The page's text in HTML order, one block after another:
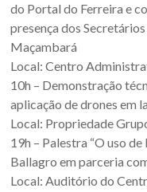
do Portal do Ferreira e
presença dos
Maçambará
Local: Centro
10h – Demonstração
aplicação de drones em
Local: Propriedade
19h – Palestra “O uso
Ballagro em parceria
Local: Auditório do